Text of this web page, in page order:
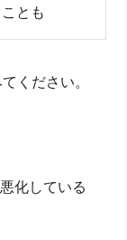
とも
ください。
化している